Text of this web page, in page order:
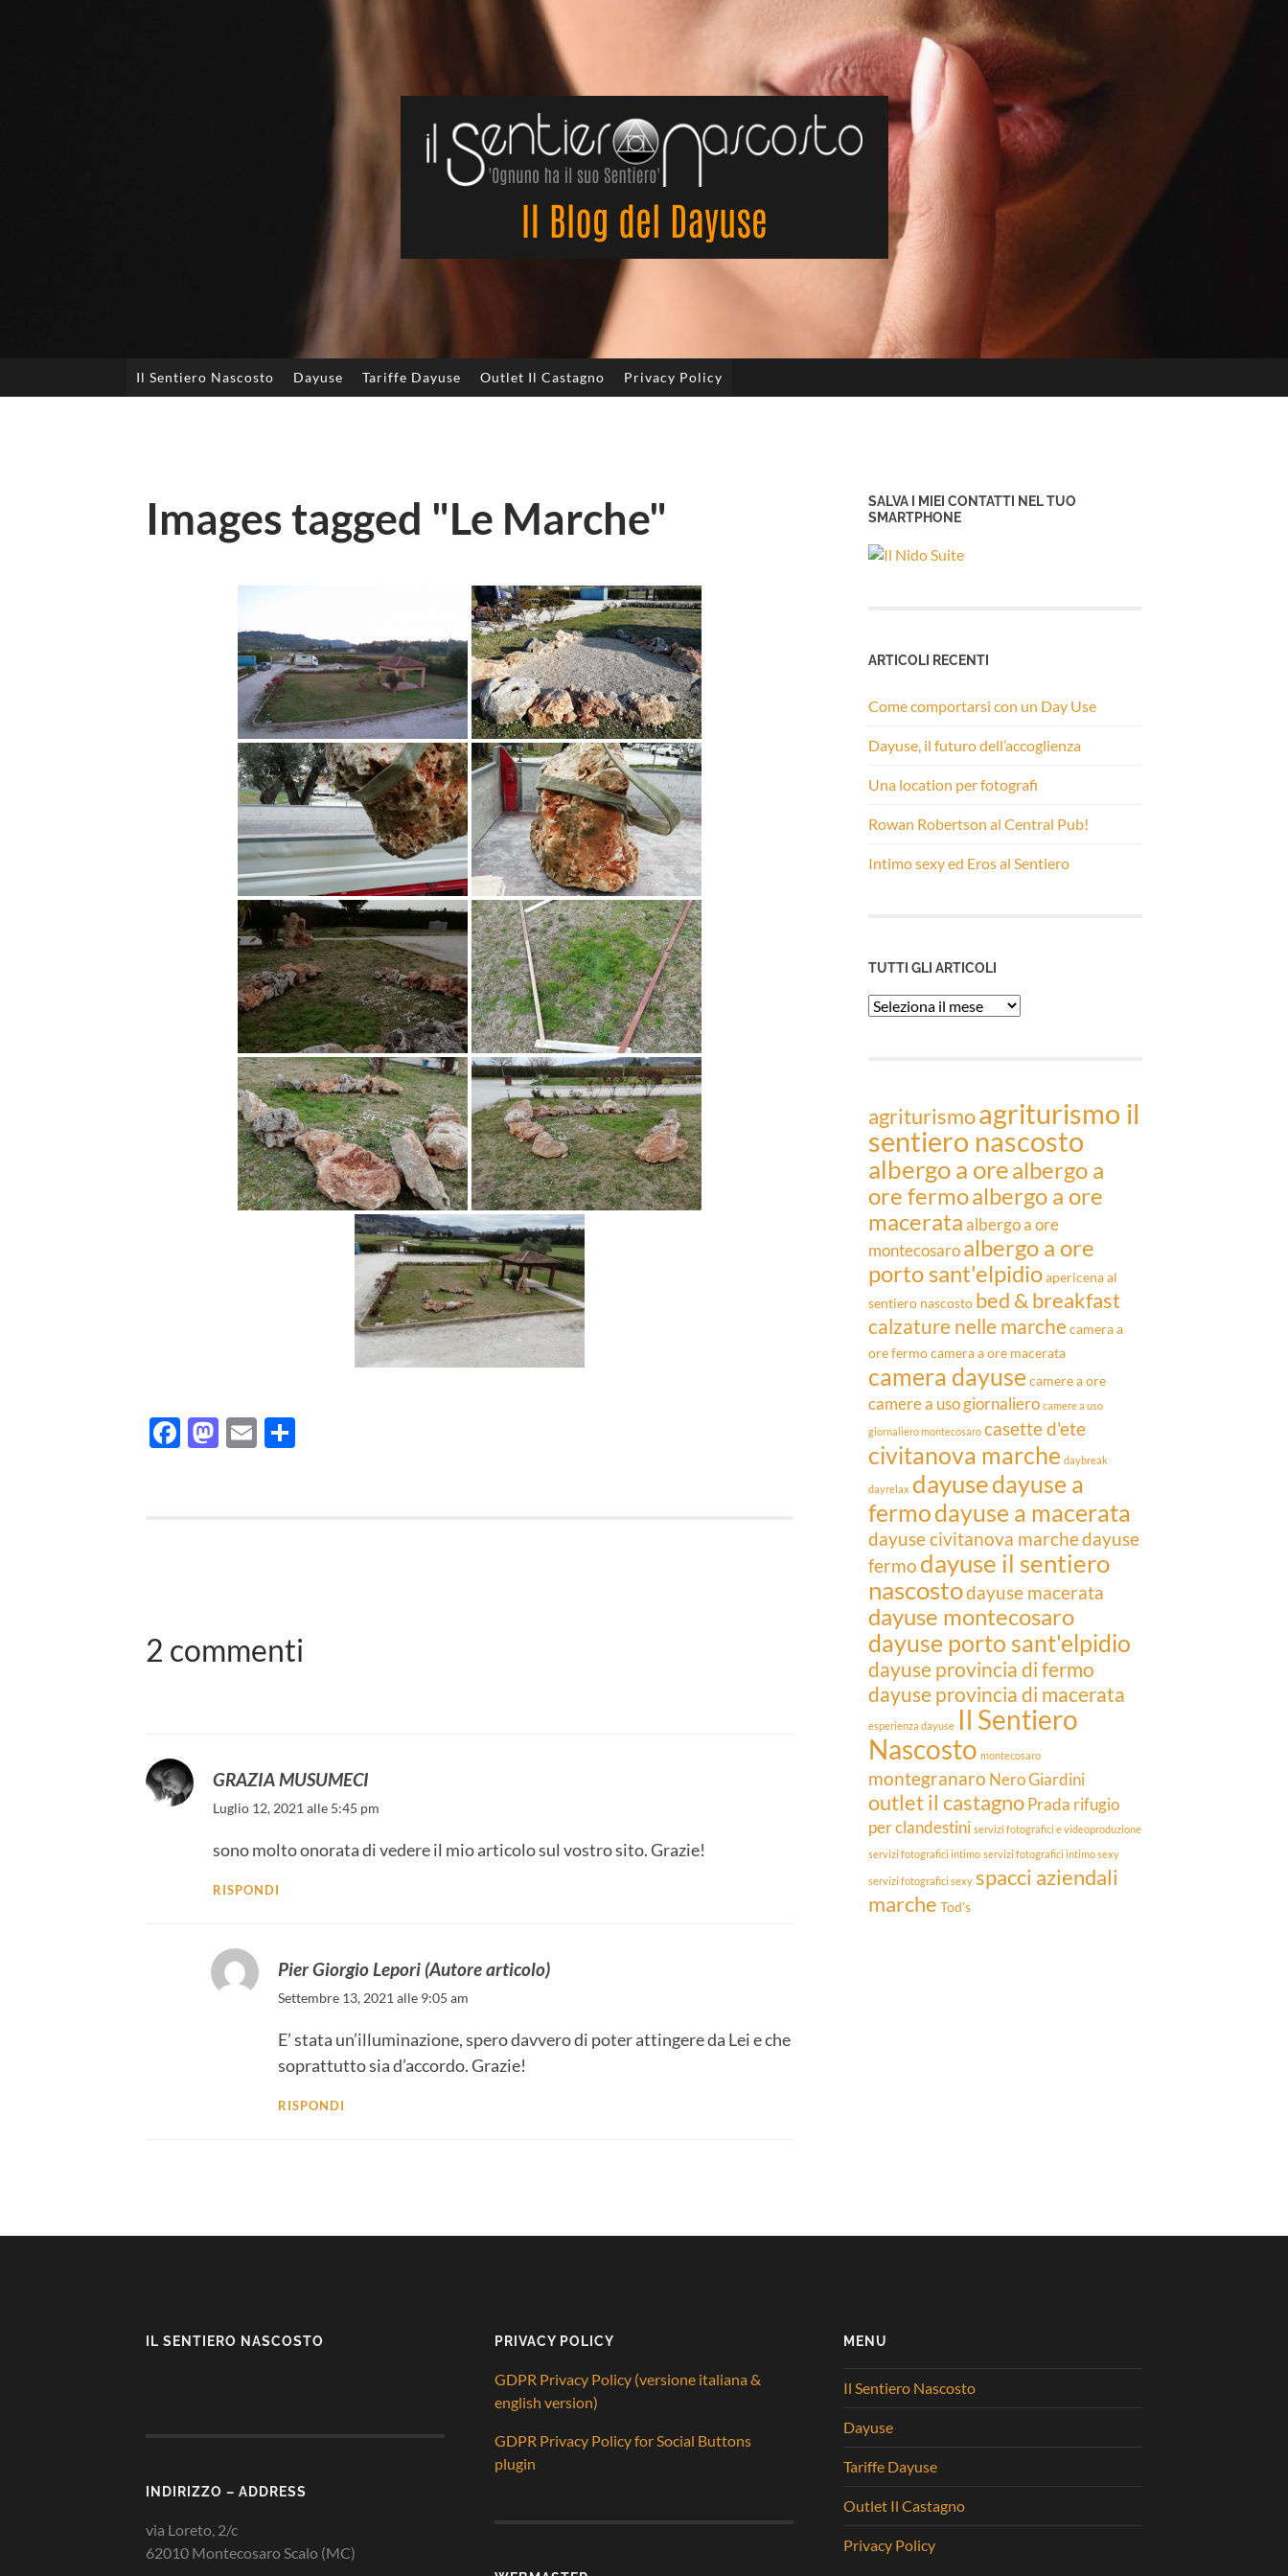
Il Sentiero Nascosto Dayuse Tariffe Dayuse Outlet Il Castagno Privacy Policy
Images tagged "Le Marche"
Facebook
Mastodon
Email
2 commenti
GRAZIA MUSUMECI
Luglio 12, 2021 alle 5:45 pm
sono molto onorata di vedere il mio articolo sul vostro sito. Grazie!
RISPONDI
Pier Giorgio Lepori (Autore articolo)
Settembre 13, 2021 alle 9:05 am
E’ stata un’illuminazione, spero davvero di poter attingere da Lei e che
soprattutto sia d’accordo. Grazie!
RISPONDI
SALVA I MIEI CONTATTI NEL TUO
SMARTPHONE
ARTICOLI RECENTI
Come comportarsi con un Day Use
Dayuse, il futuro dell’accoglienza
Una location per fotografi
Rowan Robertson al Central Pub!
Intimo sexy ed Eros al Sentiero
TUTTI GLI ARTICOLI
Tutti
agriturismoagriturismo il
sentiero nascosto
albergo a orealbergo a
ore fermoalbergo a ore
macerataalbergo a ore
montecosaroalbergo a ore
porto sant'elpidioapericena al
sentiero nascosto bed & breakfast
calzature nelle marchecamera a
ore fermocamera a ore macerata
camera dayuse camere a ore
camere a uso giornaliero camere a uso
giornaliero montecosaro casette d'ete
civitanova marche daybreak
dayrelax dayusedayuse a
fermodayuse a macerata
dayuse civitanova marchedayuse
fermo dayuse il sentiero
nascostodayuse macerata
dayuse montecosaro
dayuse porto sant'elpidio
dayuse provincia di fermo
dayuse provincia di macerata
esperienza dayuse Il Sentiero
Nascosto montecosaro
montegranaro Nero Giardini
outlet il castagnoPrada rifugio
per clandestini servizi fotografici e videoproduzione
servizi fotografici intimo servizi fotografici intimo sexy
servizi fotografici sexy spacci aziendali
marche Tod's
IL SENTIERO NASCOSTO
INDIRIZZO – ADDRESS
via Loreto, 2/c
62010 Montecosaro Scalo (MC)
PRIVACY POLICY
GDPR Privacy Policy (versione italiana &
english version)
GDPR Privacy Policy for Social Buttons
plugin
MENU
Il Sentiero Nascosto
Dayuse
Tariffe Dayuse
Outlet Il Castagno
Privacy Policy